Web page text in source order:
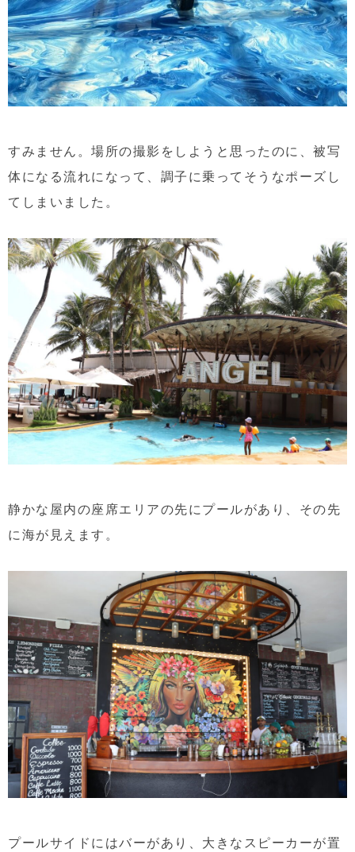
すみません。場所の撮影をしようと思ったのに、被写
体になる流れになって、調子に乗ってそうなポーズし
てしまいました。
静かな屋内の座席エリアの先にプールがあり、その先
に海が見えます。
プールサイドにはバーがあり、大きなスピーカーが置